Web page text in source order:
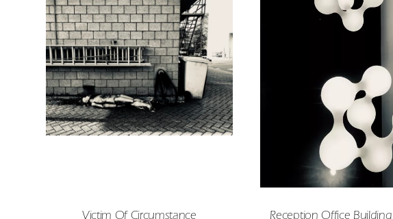
Victim Of Circumstance Reception Office